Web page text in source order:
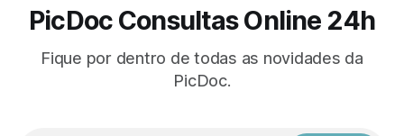
PicDoc Consultas Online 24h
Fique por dentro de todas as novidades da
PicDoc.